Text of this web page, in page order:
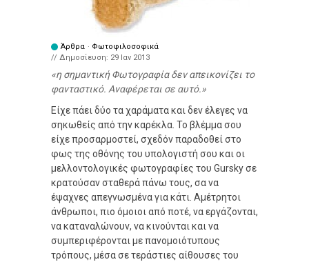
Άρθρα · Φωτοφιλοσοφικά
// Δημοσίευση: 29 Ιαν 2013
η σημαντική Φωτογραφία δεν απεικονίζει το
φανταστικό. Αναφέρεται σε αυτό.
Είχε πάει δύο τα χαράματα και δεν έλεγες να
σηκωθείς από την καρέκλα. Το βλέμμα σου
είχε προσαρμοστεί, σχεδόν παραδοθεί στο
φως της οθόνης του υπολογιστή σου και οι
μελλοντολογικές φωτογραφίες του Gursky σε
κρατούσαν σταθερά πάνω τους, σα να
έψαχνες απεγνωσμένα για κάτι. Αμέτρητοι
άνθρωποι, πιο όμοιοι από ποτέ, να εργάζονται,
να καταναλώνουν, να κινούνται και να
συμπεριφέρονται με πανομοιότυπους
τρόπους, μέσα σε τεράστιες αίθουσες του